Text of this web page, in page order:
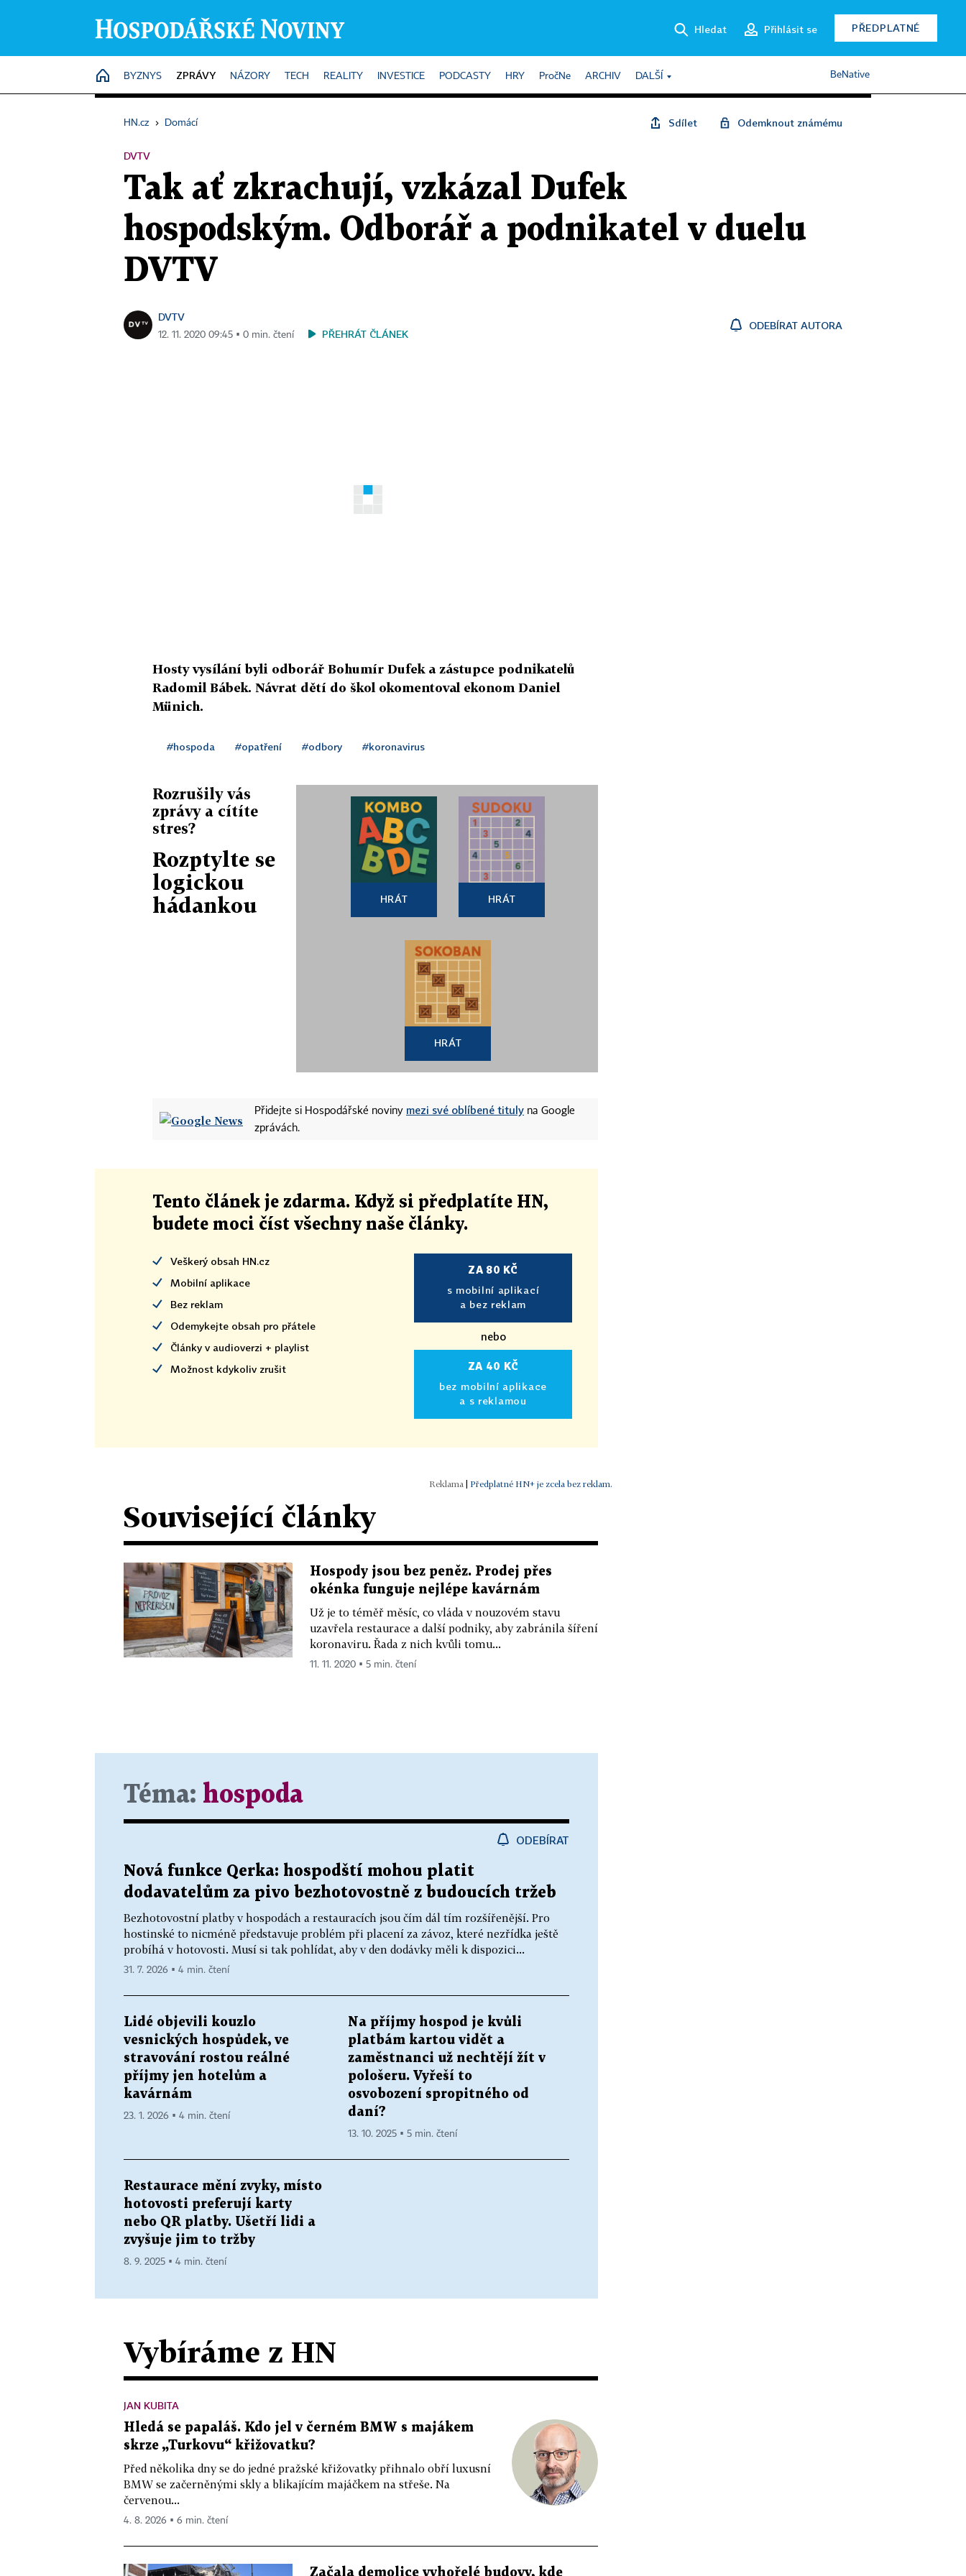
Hledat Přihlásit se PŘEDPLATNÉ
HOME
BYZNYS ZPRÁVY NÁZORY TECH REALITY INVESTICE PODCASTY HRY PročNe ARCHIV DALŠÍ BeNative
HN.cz › Domácí Sdílet Odemknout známému
DVTV
Tak ať zkrachují, vzkázal Dufek
hospodským. Odborář a podnikatel v duelu
DVTV
DVTV
12. 11. 2020 09:45 ▪ 0 min. čtení PŘEHRÁT ČLÁNEK
ODEBÍRAT AUTORA
Hosty vysílání byli odborář Bohumír Dufek a zástupce podnikatelů
Radomil Bábek. Návrat dětí do škol okomentoval ekonom Daniel
Münich.
#hospoda #opatření #odbory #koronavirus
Rozrušily vás
zprávy a cítíte
stres?
Rozptylte se
logickou
hádankou
HRÁT HRÁT
HRÁT
Přidejte si Hospodářské noviny mezi své oblíbené tituly na Google
zprávách.
Tento článek je zdarma. Když si předplatíte HN,
budete moci číst všechny naše články.
Veškerý obsah HN.cz
Mobilní aplikace
Bez reklam
Odemykejte obsah pro přátele
Články v audioverzi + playlist
Možnost kdykoliv zrušit
ZA 80 KČ
s mobilní aplikací
a bez reklam
nebo
ZA 40 KČ
bez mobilní aplikace
a s reklamou
| Předplatné HN+ je zcela bez reklam.
Související články
Hospody jsou bez peněz. Prodej přes
okénka funguje nejlépe kavárnám
Už je to téměř měsíc, co vláda v nouzovém stavu
uzavřela restaurace a další podniky, aby zabránila šíření
koronaviru. Řada z nich kvůli tomu...
11. 11. 2020 ▪ 5 min. čtení
Téma: hospoda
ODEBÍRAT
Nová funkce Qerka: hospodští mohou platit
dodavatelům za pivo bezhotovostně z budoucích tržeb
Bezhotovostní platby v hospodách a restauracích jsou čím dál tím rozšířenější. Pro
hostinské to nicméně představuje problém při placení za závoz, které nezřídka ještě
probíhá v hotovosti. Musí si tak pohlídat, aby v den dodávky měli k dispozici...
31. 7. 2026 ▪ 4 min. čtení
Lidé objevili kouzlo
vesnických hospůdek, ve
stravování rostou reálné
příjmy jen hotelům a
kavárnám
23. 1. 2026 ▪ 4 min. čtení
Na příjmy hospod je kvůli
platbám kartou vidět a
zaměstnanci už nechtějí žít v
pološeru. Vyřeší to
osvobození spropitného od
daní?
13. 10. 2025 ▪ 5 min. čtení
Restaurace mění zvyky, místo
hotovosti preferují karty
nebo QR platby. Ušetří lidi a
zvyšuje jim to tržby
8. 9. 2025 ▪ 4 min. čtení
Vybíráme z HN
JAN KUBITA
Hledá se papaláš. Kdo jel v černém BMW s majákem
skrze „Turkovu“ křižovatku?
Před několika dny se do jedné pražské křižovatky přihnalo obří luxusní
BMW se začerněnými skly a blikajícím majáčkem na střeše. Na
červenou...
4. 8. 2026 ▪ 6 min. čtení
Začala demolice vyhořelé budovy, kde